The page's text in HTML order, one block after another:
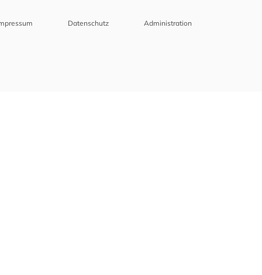
Datenschutz Administration